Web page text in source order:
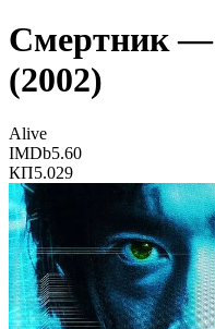
Смертник —
(2002)
Alive
IMDb5.60
КП5.029